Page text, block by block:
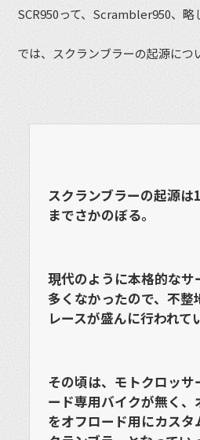
SCR950って、Scrambler950、略
では、スクランブラーの起源につ
スクランブラーの起源
までさかのぼる。
現代のように本格的なサ
多くなかったので、不整
レースが盛んに行われて
その頃は、モトクロッサ
ード専用バイクが無く、
をオフロード用にカス